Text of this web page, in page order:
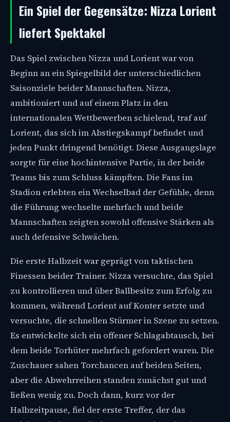
Ein Spiel der Gegensätze: Nizza Lorient
liefert Spektakel
Das Spiel zwischen Nizza und Lorient war von
Beginn an ein Spiegelbild der unterschiedlichen
Saisonziele beider Mannschaften. Nizza,
ambitioniert und auf einem Platz in den
internationalen Wettbewerben schielend, traf auf
Lorient, das sich im Abstiegskampf befindet und
jeden Punkt dringend benötigt. Diese Ausgangslage
sorgte für eine hochintensive Partie, in der beide
Teams bis zum Schluss kämpften. Die Fans im
Stadion erlebten ein Wechselbad der Gefühle, denn
die Führung wechselte mehrfach und beide
Mannschaften zeigten sowohl offensive Stärken als
auch defensive Schwächen.
Die erste Halbzeit war geprägt von taktischen
Finessen beider Trainer. Nizza versuchte, das Spiel
zu kontrollieren und über Ballbesitz zum Erfolg zu
kommen, während Lorient auf Konter setzte und
versuchte, die schnellen Stürmer in Szene zu setzen.
Es entwickelte sich ein offener Schlagabtausch, bei
dem beide Torhüter mehrfach gefordert waren. Die
Zuschauer sahen Torchancen auf beiden Seiten,
aber die Abwehrreihen standen zunächst gut und
ließen wenig zu. Doch dann, kurz vor der
Halbzeitpause, fiel der erste Treffer, der das